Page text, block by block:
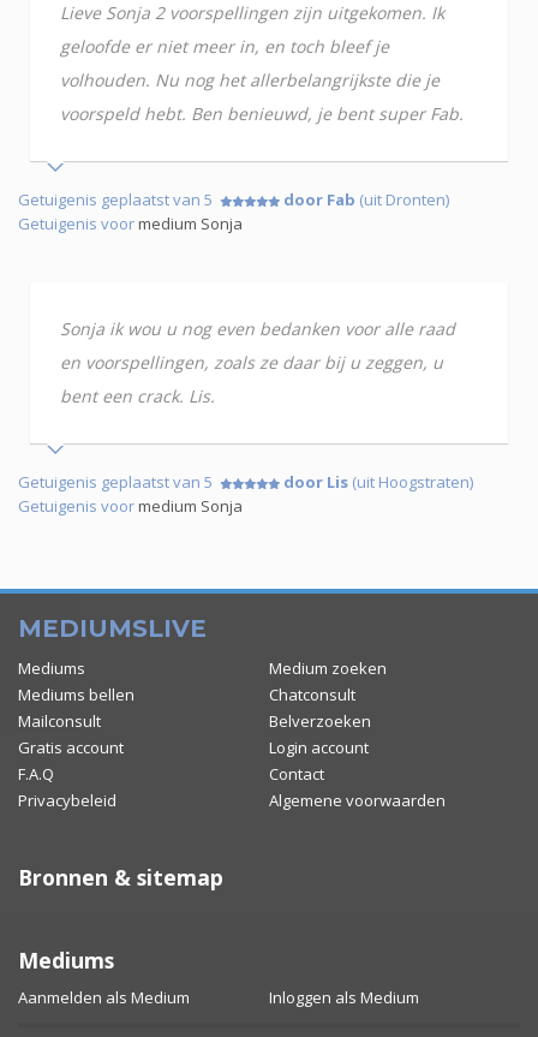
Lieve Sonja 2 voorspellingen zijn uitgekomen. Ik
geloofde er niet meer in, en toch bleef je
volhouden. Nu nog het allerbelangrijkste die je
voorspeld hebt. Ben benieuwd, je bent super Fab.
Getuigenis geplaatst van 5 door Fab (uit Dronten)
Getuigenis voormedium Sonja
Sonja ik wou u nog even bedanken voor alle raad
en voorspellingen, zoals ze daar bij u zeggen, u
bent een crack. Lis.
Getuigenis geplaatst van 5 door Lis (uit Hoogstraten)
Getuigenis voormedium Sonja
MEDIUMSLIVE
Mediums
Medium zoeken
Mediums bellen
Chatconsult
Mailconsult
Belverzoeken
Gratis account
Login account
F.A.Q
Contact
Privacybeleid
Algemene voorwaarden
Bronnen & sitemap
Mediums
Aanmelden als Medium Inloggen als Medium